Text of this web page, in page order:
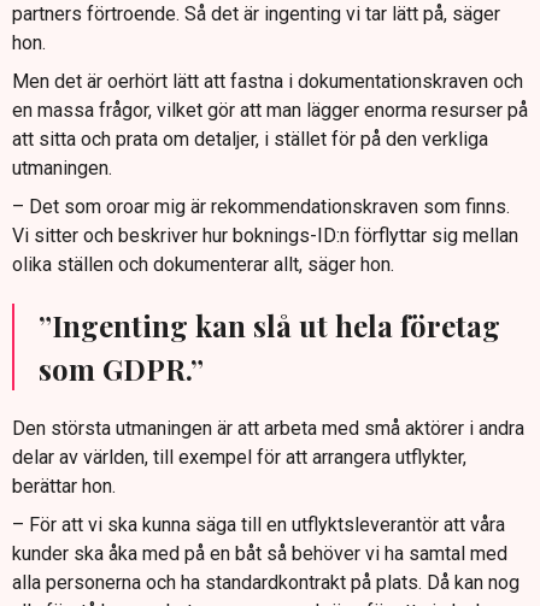
partners förtroende. Så det är ingenting vi tar lätt på, säger
hon.
Men det är oerhört lätt att fastna i dokumentationskraven och
en massa frågor, vilket gör att man lägger enorma resurser på
att sitta och prata om detaljer, i stället för på den verkliga
utmaningen.
– Det som oroar mig är rekommendationskraven som finns.
Vi sitter och beskriver hur boknings-ID:n förflyttar sig mellan
olika ställen och dokumenterar allt, säger hon.
”Ingenting kan slå ut hela företag
som GDPR.”
Den största utmaningen är att arbeta med små aktörer i andra
delar av världen, till exempel för att arrangera utflykter,
berättar hon.
– För att vi ska kunna säga till en utflyktsleverantör att våra
kunder ska åka med på en båt så behöver vi ha samtal med
alla personerna och ha standardkontrakt på plats. Då kan nog